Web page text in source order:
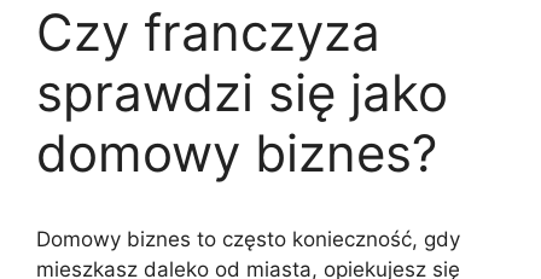
Czy franczyza
sprawdzi się jako
domowy biznes?
Domowy biznes to często konieczność, gdy
mieszkasz daleko od miasta, opiekujesz się